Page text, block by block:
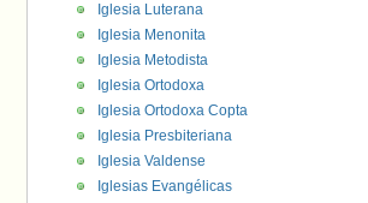
Iglesia Luterana
Iglesia Menonita
Iglesia Metodista
Iglesia Ortodoxa
Iglesia Ortodoxa Copta
Iglesia Presbiteriana
Iglesia Valdense
Iglesias Evangélicas